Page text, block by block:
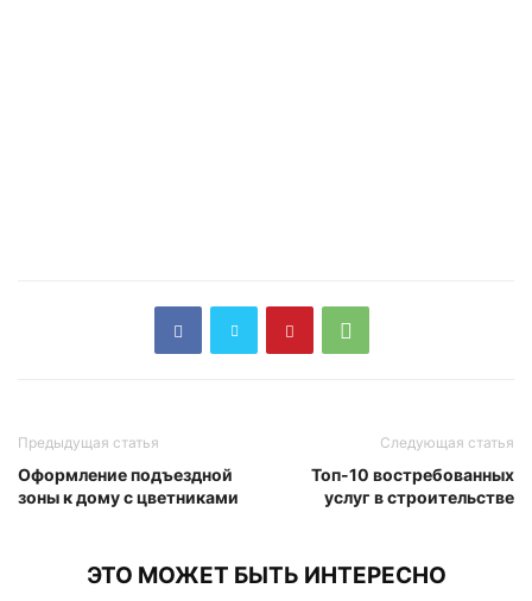
Предыдущая статья
Оформление подъездной
зоны к дому с цветниками
Следующая статья
Топ-10 востребованных
услуг в строительстве
ЭТО МОЖЕТ БЫТЬ ИНТЕРЕСНО